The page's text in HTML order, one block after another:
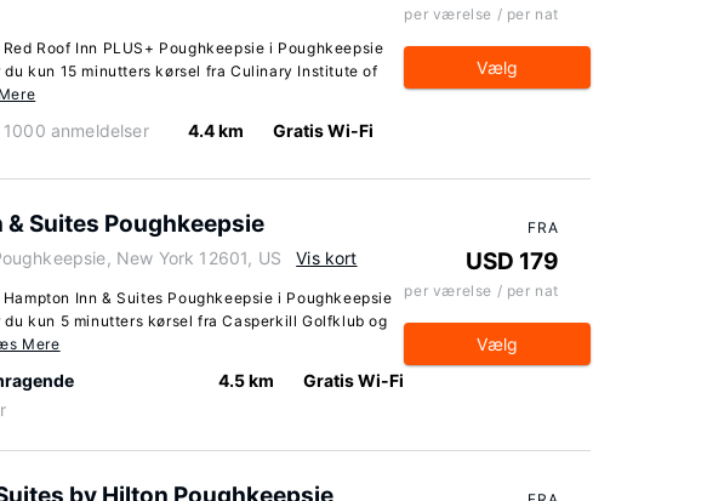
Roof Inn PLUS+ Poughkeepsie i Poughkeepsie
du kun 15 minutters kørsel fra Culinary Institute of
1000 anmeldelser 4.4 km Gratis Wi-Fi
per værelse / per nat
Vælg
& Suites Poughkeepsie
New York 12601, US Vis kort
Inn & Suites Poughkeepsie i Poughkeepsie
du kun 5 minutters kørsel fra Casperkill Golfklub og
Mere
4.5 km Gratis Wi-Fi
FRA
USD 179
per værelse / per nat
Vælg